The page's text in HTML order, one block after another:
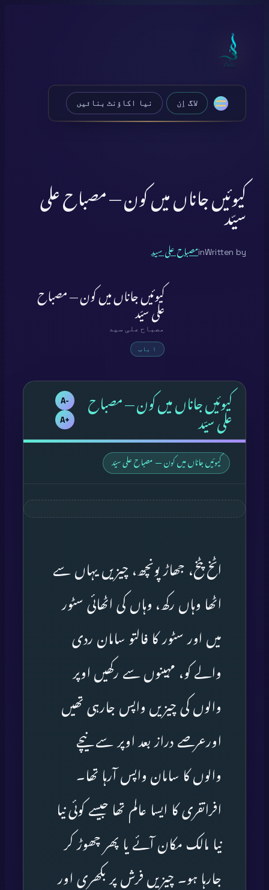
content
لاگ اِن نیا اکاؤنٹ بنائیں
کیوئیں جاناں میں کون — مصباح علی
سیّد
Written by
inمصباح علی سید
کیوئیں جاناں میں کون — مصباح
علی سیّد
مصباح علی سید
۱ باب
کیوئیں جاناں میں کون — مصباح
علی سیّد
-A
+A
کیوئیں جاناں میں کون — مصباح علی سیّد
اٹخ پٹخ، جھاڑ پونچھ، چیزیں یہاں سے
اٹھا وہاں رکھ، وہاں کی اٹھائی سٹور
میں اور سٹور کا فالتو سامان ردی
والے کو، مہینوں سے رکھیں اوپر
والوں کی چیزیں واپس جارہی تھیں
اورعرصے دراز بعد اوپر سے نیچے
والوں کا سامان واپس آرہا تھا۔
افراتفری کا ایسا عالم تھا جیسے کوئی نیا
نیا مالک مکان آئے یا پھر چھوڑ کر
جارہا ہو۔ چیزیں فرش پر بکھری اور